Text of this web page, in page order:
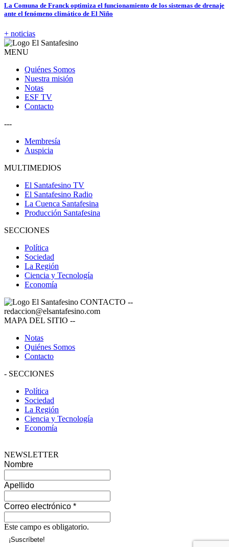
La Comuna de Franck optimiza el funcionamiento de los sistemas de drenaje
ante el fenómeno climático de El Niño
+ noticias
MENU
Quiénes Somos
Nuestra misión
Notas
ESF TV
Contacto
---
Membresía
Auspicia
MULTIMEDIOS
El Santafesino TV
El Santafesino Radio
La Cuenca Santafesina
Producción Santafesina
SECCIONES
Política
Sociedad
La Región
Ciencia y Tecnología
Economía
CONTACTO --
redaccion@elsantafesino.com
MAPA DEL SITIO --
Notas
Quiénes Somos
Contacto
- SECCIONES
Política
Sociedad
La Región
Ciencia y Tecnología
Economía
NEWSLETTER
Nombre
Apellido
Correo electrónico *
Este campo es obligatorio.